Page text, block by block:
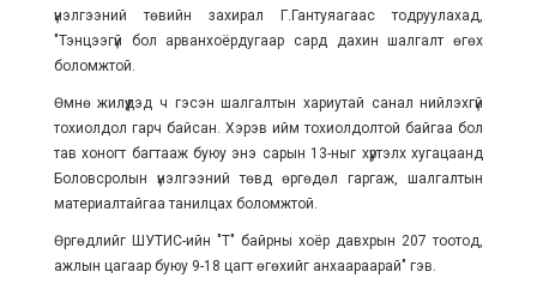
үнэлгээний төвийн захирал Г.Гантуяагаас тодруулахад,
"Тэнцээгүй бол арванхоёрдугаар сард дахин шалгалт өгөх
боломжтой.
Өмнө жилүүдэд ч гэсэн шалгалтын хариутай санал нийлэхгүй
тохиолдол гарч байсан. Хэрэв ийм тохиолдолтой байгаа бол
тав хоногт багтааж буюу энэ сарын 13-ныг хүртэлх хугацаанд
Боловсролын үнэлгээний төвд өргөдөл гаргаж, шалгалтын
материалтайгаа танилцах боломжтой.
Өргөдлийг ШУТИС-ийн "Т" байрны хоёр давхрын 207 тоотод,
ажлын цагаар буюу 9-18 цагт өгөхийг анхаараарай" гэв.